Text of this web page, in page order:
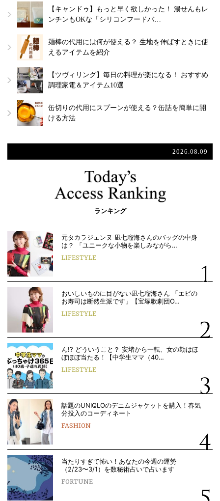
【キャンドゥ】もっと早く欲しかった！ 湯せんもレ
ンチンもOKな「シリコンフードバ…
麺棒の代用には何が使える？ 生地を伸ばすときに使
えるアイテムを紹介
【ツヴィリング】毎日の料理が楽になる！ おすすめ
調理家電＆アイテム10選
缶切りの代用にスプーンが使える？缶詰を簡単に開
ける方法
2026.08.09
ランキング
元タカラジェンヌ 凪七瑠海さんのバッグの中身
は？ 「ユニークな小物を楽しみながら…
LIFESTYLE
おいしいものに目がない凪七瑠海さん 「エビの
お寿司は断然生派です」【宝塚歌劇団O…
LIFESTYLE
ん!? どういうこと？ 安堵から一転、女の勘はほ
ぼほぼ当たる！【中学生ママ（40…
LIFESTYLE
話題のUNIQLOのデニムジャケットを購入！春気
分投入のコーディネート
FASHION
当たりすぎて怖い！あなたの今週の運勢
（2/23〜3/1）を数秘術占いで占います
FORTUNE